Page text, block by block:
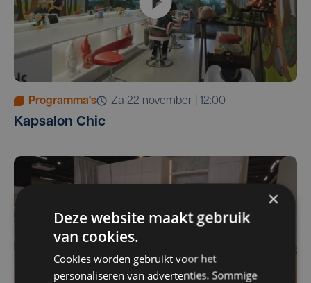
Programma's za 22 november | 12:00
Kapsalon Chic
×
Deze website maakt gebruik
van cookies.
Cookies worden gebruikt voor het
personaliseren van advertenties. Sommige